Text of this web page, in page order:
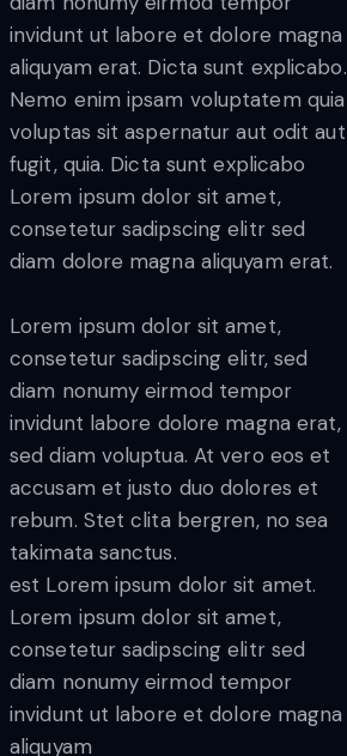
invidunt ut labore et dolore magna
aliquyam erat. Dicta sunt explicabo.
Nemo enim ipsam voluptatem quia
voluptas sit aspernatur aut odit aut
fugit, quia. Dicta sunt explicabo
Lorem ipsum dolor sit amet,
consetetur sadipscing elitr sed
diam dolore magna aliquyam erat.
Lorem ipsum dolor sit amet,
consetetur sadipscing elitr, sed
diam nonumy eirmod tempor
invidunt labore dolore magna erat,
sed diam voluptua. At vero eos et
accusam et justo duo dolores et
rebum. Stet clita bergren, no sea
takimata sanctus.
est Lorem ipsum dolor sit amet.
Lorem ipsum dolor sit amet,
consetetur sadipscing elitr sed
diam nonumy eirmod tempor
invidunt ut labore et dolore magna
aliquyam